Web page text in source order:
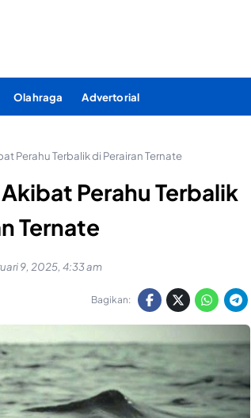
Olahraga Advertorial
Perahu Terbalik di Perairan Ternate
Perahu Terbalik
Ternate
9, 2025, 4:33 am
Bagikan: